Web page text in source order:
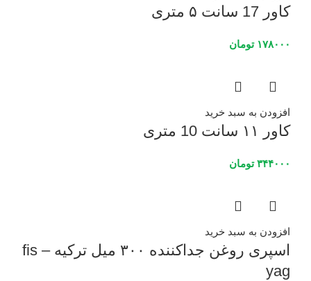
کاور 17 سانت ۵ متری
۱۷۸۰۰۰ تومان
افزودن به سبد خرید
کاور ۱۱ سانت 10 متری
۳۴۴۰۰۰ تومان
افزودن به سبد خرید
اسپری روغن جداکننده ۳۰۰ میل ترکیه – fis
yag